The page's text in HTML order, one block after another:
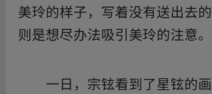
美玲的样子，写着没有送出去
则是想尽办法吸引美玲的注意。
一日，宗铉看到了星铉的画